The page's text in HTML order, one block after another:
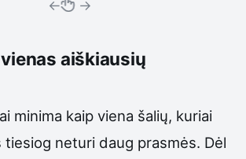
← →
aiškiausių
minima kaip viena šalių, kuriai
tiesiog neturi daug prasmės. Dėl